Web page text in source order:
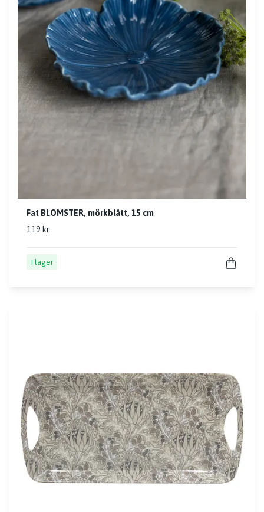
Fat BLOMSTER, mörkblått, 15 cm
119 kr
I lager